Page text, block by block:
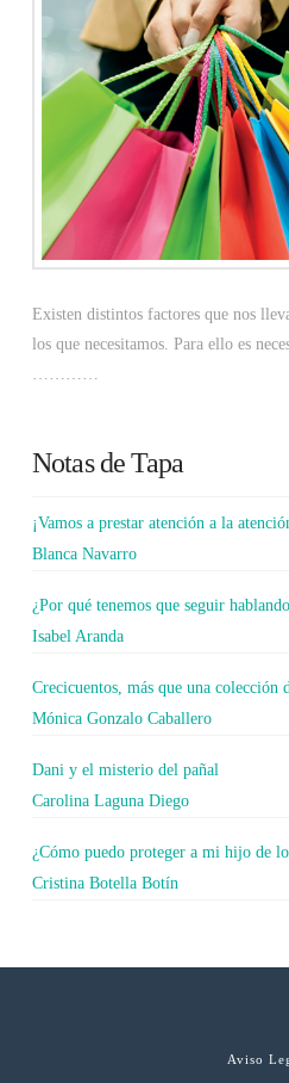
Existen distintos factores que nos
los que necesitamos. Para ello es
Notas de Tapa
¡Vamos a prestar atención a la
Blanca Navarro
¿Por qué tenemos que seguir
Isabel Aranda
Mónica Gonzalo Caballero
Dani y el misterio del pañal
Carolina Laguna Diego
¿Cómo puedo proteger a mi hijo de
Cristina Botella Botín
Aviso